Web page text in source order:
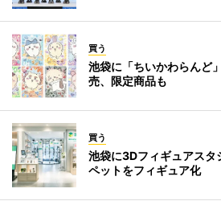
買う
池袋に「ちいかわらんど
売、限定商品も
買う
池袋に3Dフィギュアス
ペットをフィギュア化